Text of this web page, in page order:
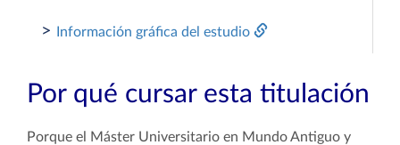
> Información gráfica del estudio
Por qué cursar esta titulación
Porque el Máster Universitario en Mundo Antiguo y